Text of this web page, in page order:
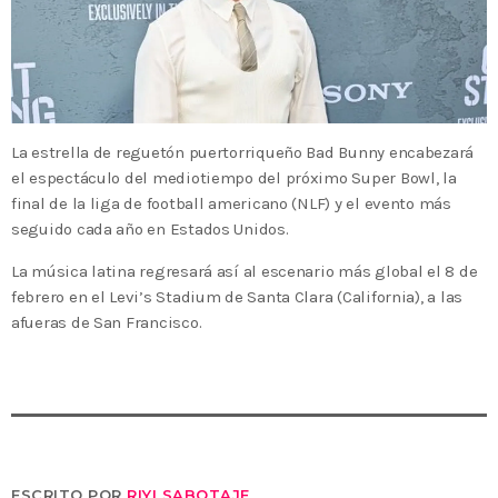
La estrella de reguetón puertorriqueño Bad Bunny encabezará
el espectáculo del mediotiempo del próximo Super Bowl, la
final de la liga de football americano (NLF) y el evento más
seguido cada año en Estados Unidos.
La música latina regresará así al escenario más global el 8 de
febrero en el Levi’s Stadium de Santa Clara (California), a las
afueras de San Francisco.